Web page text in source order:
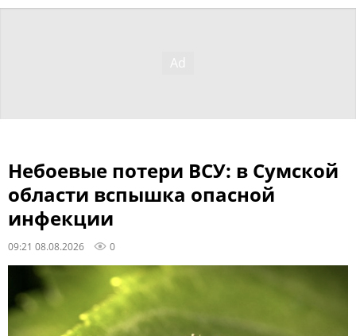
Небоевые потери ВСУ: в Сумской
области вспышка опасной
инфекции
09:21 08.08.2026 0